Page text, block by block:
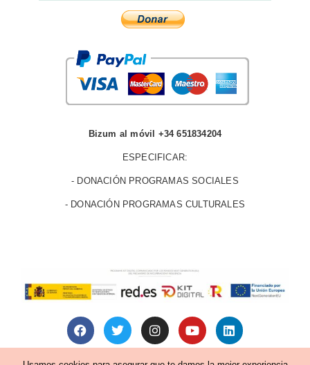
Bizum al móvil +34 651834204
ESPECIFICAR:
- DONACIÓN PROGRAMAS SOCIALES
- DONACIÓN PROGRAMAS CULTURALES